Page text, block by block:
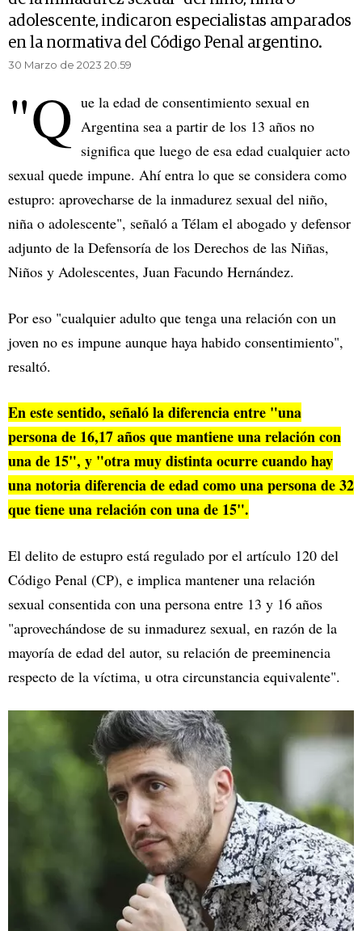
adolescente, indicaron especialistas amparados
en la normativa del Código Penal argentino.
30 Marzo de 2023 20.59
"Q ue la edad de consentimiento sexual en
Argentina sea a partir de los 13 años no
significa que luego de esa edad cualquier acto
sexual quede impune. Ahí entra lo que se considera como
estupro: aprovecharse de la inmadurez sexual del niño,
niña o adolescente", señaló a Télam el abogado y defensor
adjunto de la Defensoría de los Derechos de las Niñas,
Niños y Adolescentes, Juan Facundo Hernández.
Por eso "cualquier adulto que tenga una relación con un
joven no es impune aunque haya habido consentimiento",
resaltó.
En este sentido, señaló la diferencia entre "una
persona de 16,17 años que mantiene una relación con
una de 15", y "otra muy distinta ocurre cuando hay
una notoria diferencia de edad como una persona de 32
que tiene una relación con una de 15".
El delito de estupro está regulado por el artículo 120 del
Código Penal (CP), e implica mantener una relación
sexual consentida con una persona entre 13 y 16 años
"aprovechándose de su inmadurez sexual, en razón de la
mayoría de edad del autor, su relación de preeminencia
respecto de la víctima, u otra circunstancia equivalente".